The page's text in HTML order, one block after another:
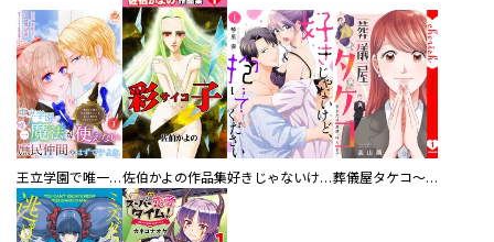
王立学園で唯一魔法が使えない庶民仲間のはずですよね～実は王子様で私を溺愛しているなんて告白はやめてください～佐伯かよの作品集 好きじゃないけど、抱いてください【電子単行本版／特典おまけ付き】 葬儀屋タケコ～あなたの最期、叶えます【電子単行本版】